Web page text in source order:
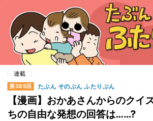
連載
第385回 たぶん そのぶん ふたりぶん
【漫画】おかあさんからのクイ
ちの自由な発想の回答は……?